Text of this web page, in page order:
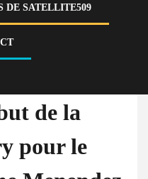
DE SATELLITE509
pour le procès de Nadine
de la
pour le